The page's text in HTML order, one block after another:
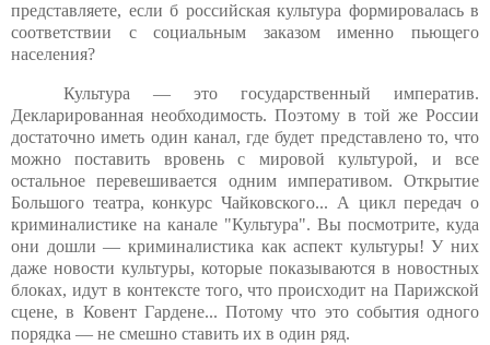
представляете, если б российская культура формировалась в
соответствии с социальным заказом именно пьющего
населения?
Культура — это государственный императив.
Декларированная необходимость. Поэтому в той же России
достаточно иметь один канал, где будет представлено то, что
можно поставить вровень с мировой культурой, и все
остальное перевешивается одним императивом. Открытие
Большого театра, конкурс Чайковского... А цикл передач о
криминалистике на канале "Культура". Вы посмотрите, куда
они дошли — криминалистика как аспект культуры! У них
даже новости культуры, которые показываются в новостных
блоках, идут в контексте того, что происходит на Парижской
сцене, в Ковент Гардене... Потому что это события одного
порядка — не смешно ставить их в один ряд.